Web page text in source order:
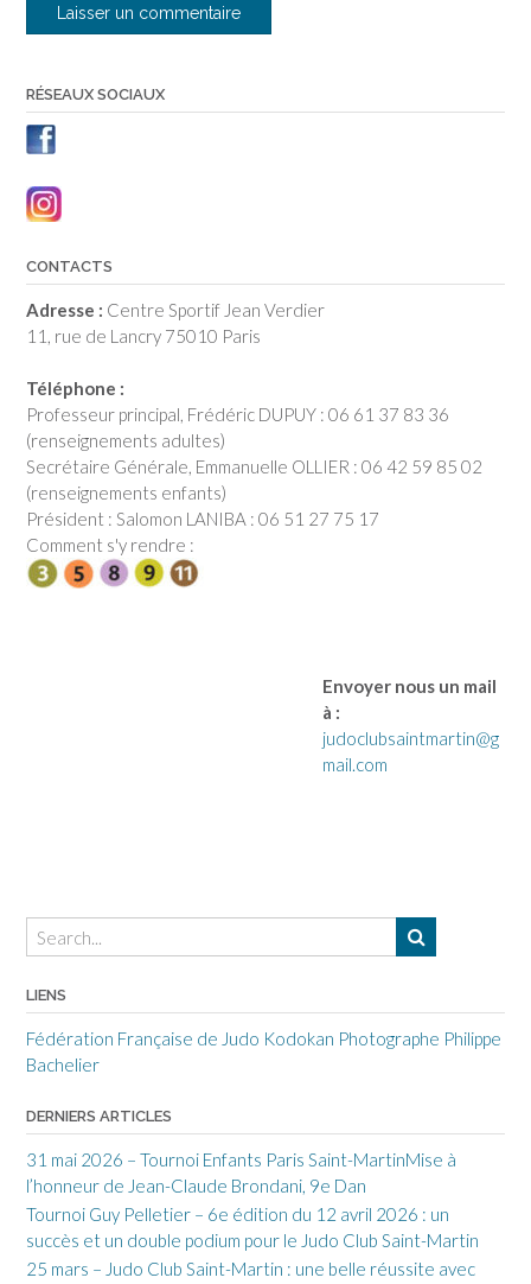
RÉSEAUX SOCIAUX
CONTACTS
Adresse : Centre Sportif Jean Verdier
11, rue de Lancry 75010 Paris
Téléphone :
Professeur principal, Frédéric DUPUY : 06 61 37 83 36
(renseignements adultes)
Secrétaire Générale, Emmanuelle OLLIER : 06 42 59 85 02
(renseignements enfants)
Président : Salomon LANIBA : 06 51 27 75 17
Comment s'y rendre :
Envoyer nous un mail
à :
judoclubsaintmartin@g
mail.com
LIENS
Fédération Française de Judo Kodokan Photographe Philippe
Bachelier
DERNIERS ARTICLES
31 mai 2026 – Tournoi Enfants Paris Saint-MartinMise à
l’honneur de Jean-Claude Brondani, 9e Dan
Tournoi Guy Pelletier – 6e édition du 12 avril 2026 : un
succès et un double podium pour le Judo Club Saint-Martin
25 mars – Judo Club Saint-Martin : une belle réussite avec